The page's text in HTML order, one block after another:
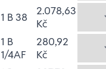
1 B 38
2.078,63
Kč
1 B
1/4AF
280,92
Kč